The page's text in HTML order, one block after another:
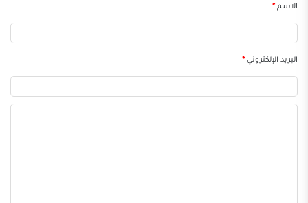
الاسم*
البريد الإلكتروني*